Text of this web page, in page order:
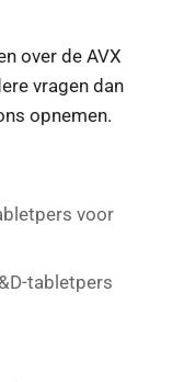
over de AVX
vragen dan
opnemen.
voor
tabletpers